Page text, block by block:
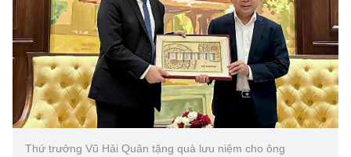
Thứ trưởng Vũ Hải Quân tặng quà lưu niệm cho ông